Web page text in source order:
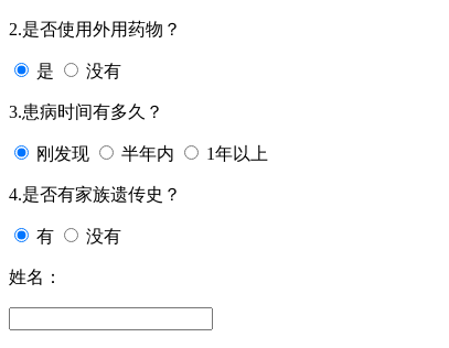
2.是否使用外用药物？
是 没有
3.患病时间有多久？
刚发现 半年内 1年以上
4.是否有家族遗传史？
有 没有
姓名：